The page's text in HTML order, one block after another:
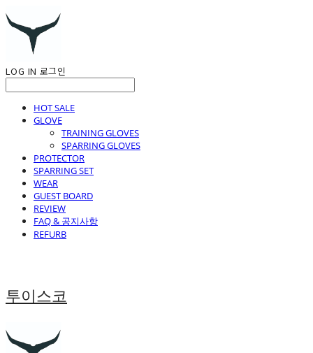
LOG IN 로그인
HOT SALE
GLOVE
TRAINING GLOVES
SPARRING GLOVES
PROTECTOR
SPARRING SET
WEAR
GUEST BOARD
REVIEW
FAQ & 공지사항
REFURB
투이스코